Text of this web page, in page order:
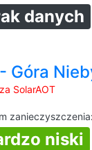
danych
Góra
SolarAOT
zanieczyszczenia:
niski